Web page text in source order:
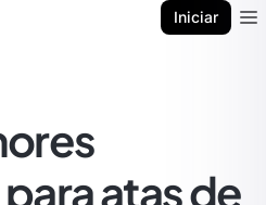
Iniciar
atas de